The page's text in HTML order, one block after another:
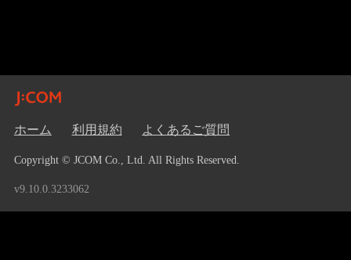
ホーム 利用規約 よくあるご質問
Copyright © JCOM Co., Ltd. All Rights Reserved.
v9.10.0.3233062